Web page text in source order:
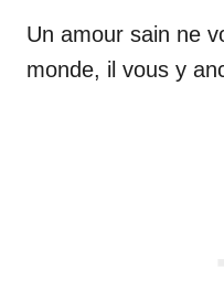
Un amour sain ne
monde, il vous y